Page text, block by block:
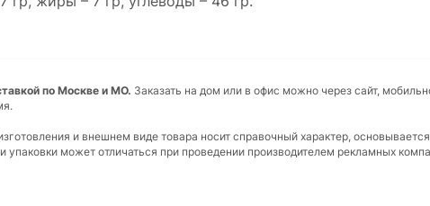
по Москве и МО. Заказать на дом или в офис можно через сайт,
и внешнем виде товара носит справочный характер,
упаковки может отличаться при проведении производителем рекламных